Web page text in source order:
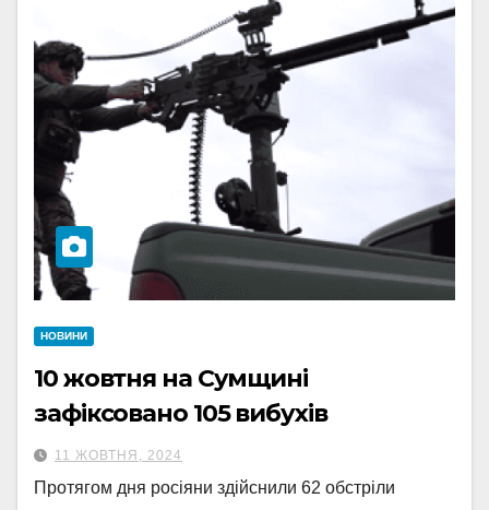
НОВИНИ
10 жовтня на Сумщині
зафіксовано 105 вибухів
11 ЖОВТНЯ, 2024
Протягом дня росіяни здійснили 62 обстріли